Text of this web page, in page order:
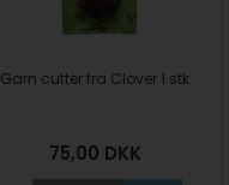
Garn cutter fra Clover 1 stk
75,00 DKK